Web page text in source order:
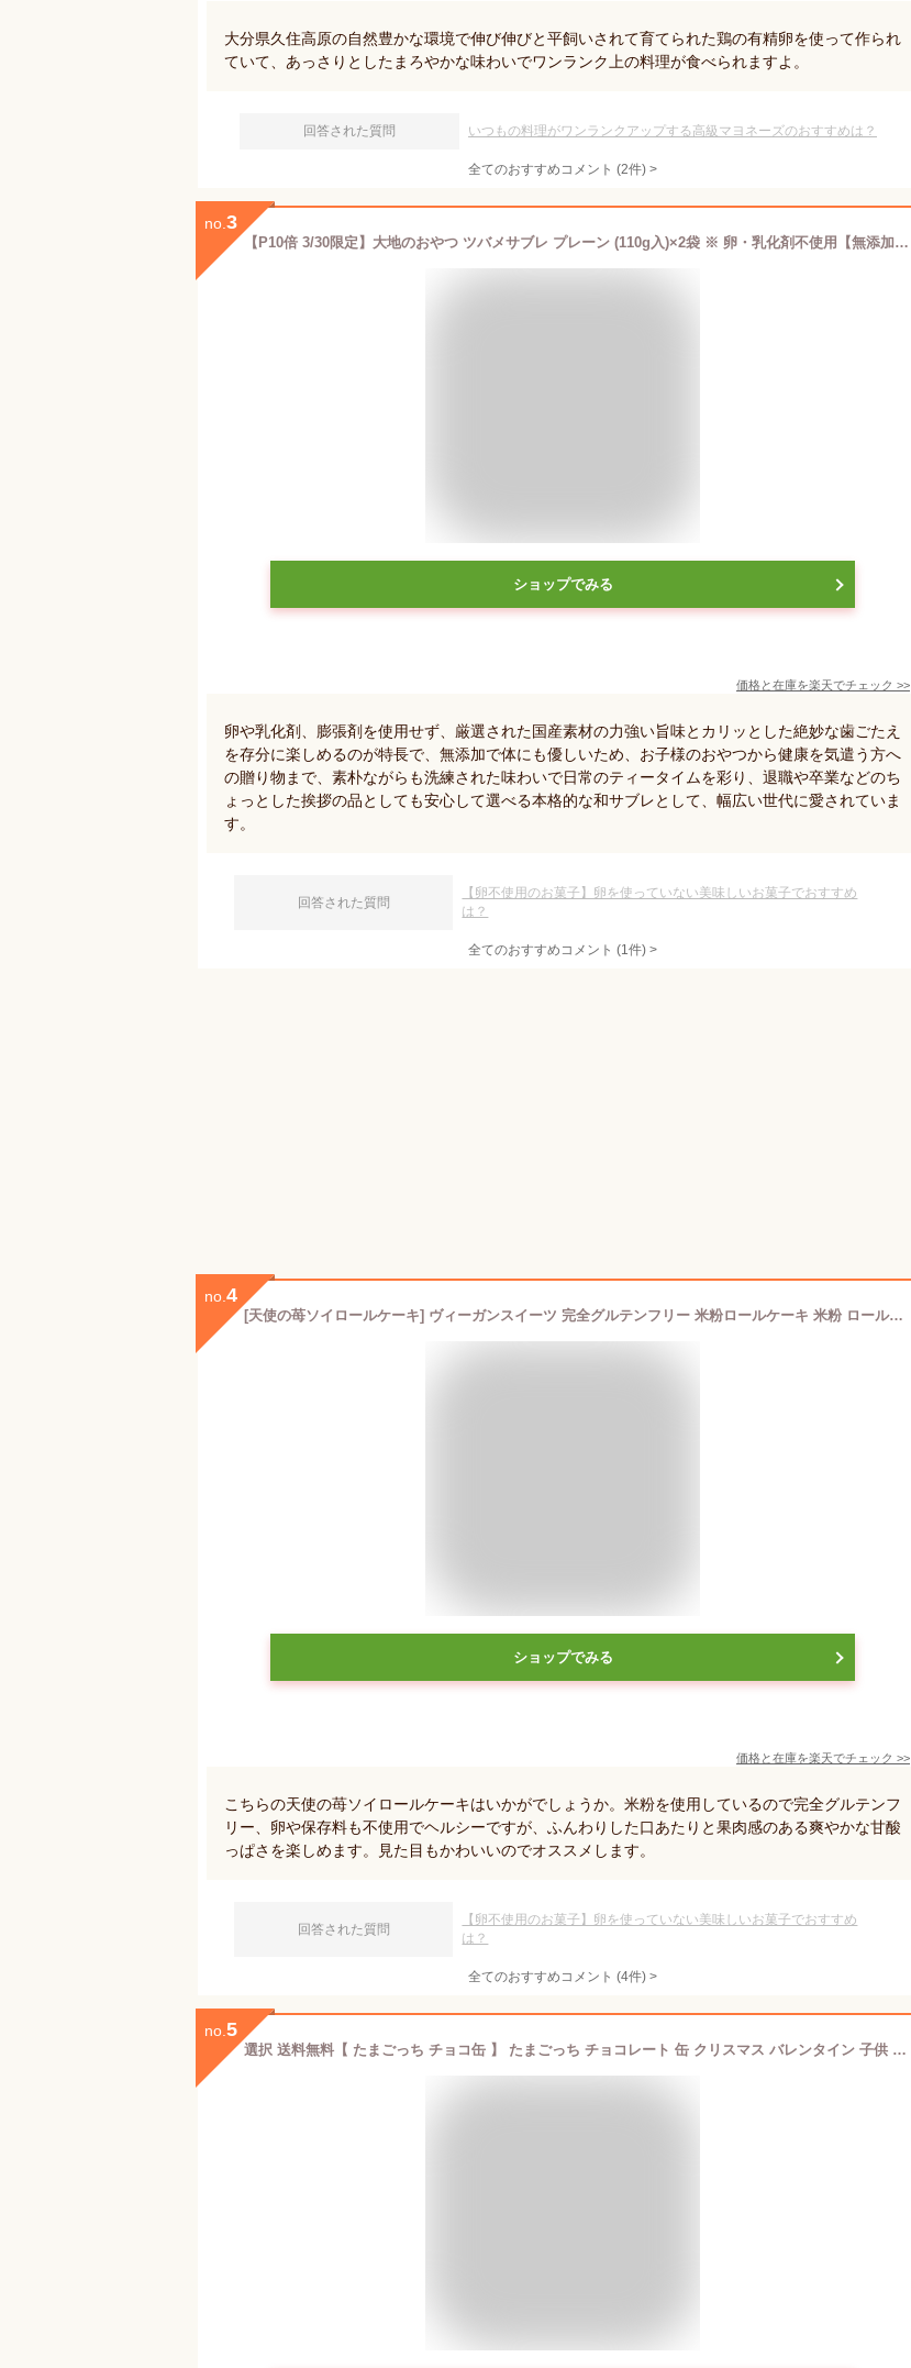
大分県久住高原の自然豊かな環境で伸び伸びと平飼いされて育てられた鶏の有精卵を使って作られ
ていて、あっさりとしたまろやかな味わいでワンランク上の料理が食べられますよ。
回答された質問 いつもの料理がワンランクアップする高級マヨネーズのおすすめは？
全てのおすすめコメント (2件) >
no. 3
【P10倍 3/30限定】大地のおやつ ツバメサブレ プレーン (110g入)×2袋 ※ 卵・乳化剤不使用【無添加 全粒粉 焼菓子 プチギフト 退職 送別会 卒業 ギフト プレゼント お返し バレンタイン 挨拶 お礼 景品 誕生日 粗品 母の日 父の日】
ショップでみる
価格と在庫を楽天でチェック >>
卵や乳化剤、膨張剤を使用せず、厳選された国産素材の力強い旨味とカリッとした絶妙な歯ごたえ
を存分に楽しめるのが特長で、無添加で体にも優しいため、お子様のおやつから健康を気遣う方へ
の贈り物まで、素朴ながらも洗練された味わいで日常のティータイムを彩り、退職や卒業などのち
ょっとした挨拶の品としても安心して選べる本格的な和サブレとして、幅広い世代に愛されていま
す。
回答された質問
【卵不使用のお菓子】卵を使っていない美味しいお菓子でおすすめ
は？
全てのおすすめコメント (1件) >
no. 4
[天使の苺ソイロールケーキ] ヴィーガンスイーツ 完全グルテンフリー 米粉ロールケーキ 米粉 ロールケーキ 米粉のケーキ イチゴケーキ ヴィーガン ビーガン お菓子 ヴィーガン食品 アレルギー ケーキ 小麦 乳 卵 不使用 乳製品 保存料不使用 お祝い 母の日 プレゼント
ショップでみる
価格と在庫を楽天でチェック >>
こちらの天使の苺ソイロールケーキはいかがでしょうか。米粉を使用しているので完全グルテンフ
リー、卵や保存料も不使用でヘルシーですが、ふんわりした口あたりと果肉感のある爽やかな甘酸
っぱさを楽しめます。見た目もかわいいのでオススメします。
回答された質問
【卵不使用のお菓子】卵を使っていない美味しいお菓子でおすすめ
は？
全てのおすすめコメント (4件) >
no. 5
選択 送料無料【 たまごっち チョコ缶 】 たまごっち チョコレート 缶 クリスマス バレンタイン 子供 人気 菓子 ASMR プレゼント たまごっち パラダイス